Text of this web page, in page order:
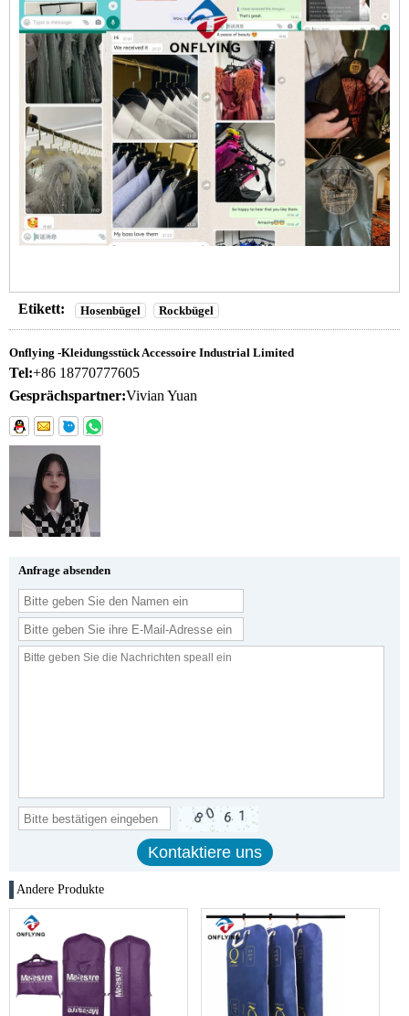
Etikett: Hosenbügel Rockbügel
Onflying -Kleidungsstück Accessoire Industrial Limited
Tel:+86 18770777605
Gesprächspartner:Vivian Yuan
Anfrage absenden
Andere Produkte